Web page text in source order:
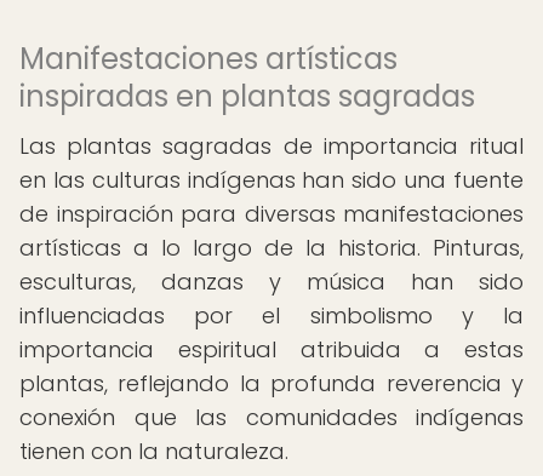
Manifestaciones artísticas
inspiradas en plantas sagradas
Las plantas sagradas de importancia ritual
en las culturas indígenas han sido una fuente
de inspiración para diversas manifestaciones
artísticas a lo largo de la historia. Pinturas,
esculturas, danzas y música han sido
influenciadas por el simbolismo y la
importancia espiritual atribuida a estas
plantas, reflejando la profunda reverencia y
conexión que las comunidades indígenas
tienen con la naturaleza.